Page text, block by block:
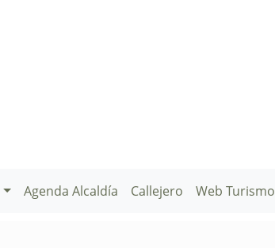
Agenda Alcaldía Callejero Web Turismo